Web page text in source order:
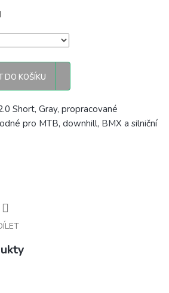
DO KOŠÍKU
Short, Gray, propracované
pro MTB, downhill, BMX a silniční